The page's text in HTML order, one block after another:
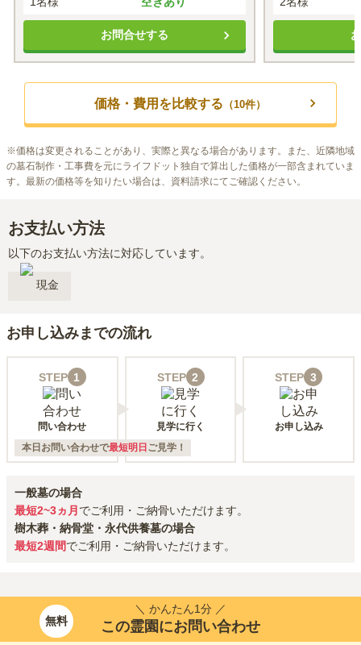
お問合せする
価格・費用を比較する （10件）
※価格は変更されることがあり、実際と異なる場合があります。また、近隣地域
の墓石制作・工事費を元にライフドット独自で算出した価格が一部含まれていま
す。最新の価格等を知りたい場合は、資料請求にてご確認ください。
お支払い方法
以下のお支払い方法に対応しています。
現金
お申し込みまでの流れ
STEP 1
問い合わせ
STEP 2
見学に行く
STEP 3
お申し込み
本日お問い合わせで最短明日 ご見学！
一般墓の場合
最短2~3ヵ月 でご利用・ご納骨いただけます。
樹木葬・納骨堂・永代供養墓の場合
最短2週間でご利用・ご納骨いただけます。
無料
＼ かんたん1分 ／
この霊園にお問い合わせ